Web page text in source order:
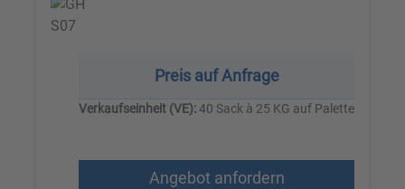
Preis auf Anfrage
Verkaufseinheit (VE):40 Sack à 25 KG auf Palette
Angebot anfordern